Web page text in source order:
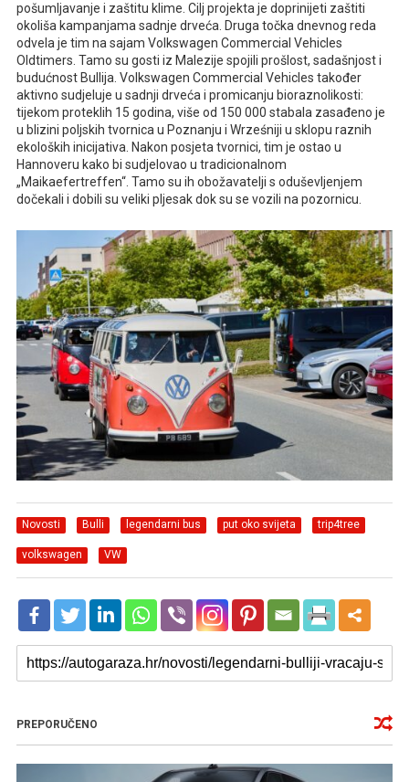
pošumljavanje i zaštitu klime. Cilj projekta je doprinijeti zaštiti
okoliša kampanjama sadnje drveća. Druga točka dnevnog reda
odvela je tim na sajam Volkswagen Commercial Vehicles
Oldtimers. Tamo su gosti iz Malezije spojili prošlost, sadašnjost i
budućnost Bullija. Volkswagen Commercial Vehicles također
aktivno sudjeluje u sadnji drveća i promicanju bioraznolikosti:
tijekom proteklih 15 godina, više od 150 000 stabala zasađeno je
u blizini poljskih tvornica u Poznanju i Wrześniji u sklopu raznih
ekoloških inicijativa. Nakon posjeta tvornici, tim je ostao u
Hannoveru kako bi sudjelovao u tradicionalnom
„Maikaefertreffen“. Tamo su ih obožavatelji s oduševljenjem
dočekali i dobili su veliki pljesak dok su se vozili na pozornicu.
Novosti Bulli legendarni bus put oko svijeta trip4tree
volkswagen VW
PREPORUČENO